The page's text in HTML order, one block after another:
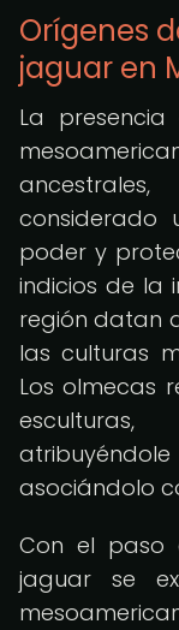
Orígenes
jaguar en
La
poder y
indicios de la
región datan
las culturas
Los olmecas
asociándolo
Con el paso
jaguar se